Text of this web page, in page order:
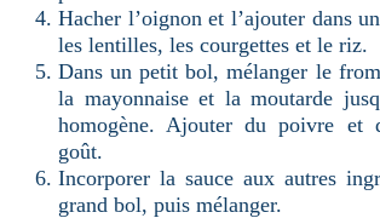
Hacher l’oignon et l’ajouter dans
les lentilles, les courgettes et le riz.
Dans un petit bol, mélanger le
la mayonnaise et la moutarde
homogène. Ajouter du poivre et
goût.
Incorporer la sauce aux autres
grand bol, puis mélanger.